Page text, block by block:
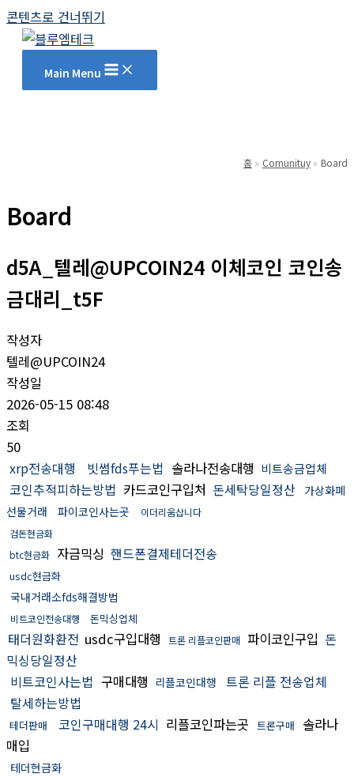
콘텐츠로 건너뛰기
Main Menu
홈 Comunituy Board
Board
d5A_텔레@UPCOIN24 이체코인 코인송
금대리_t5F
작성자
텔레@UPCOIN24
작성일
2026-05-15 08:48
조회
50
xrp전송대행
빗썸fds푸는법 솔라나전송대행 비트송금업체
코인추적피하는방법 카드코인구입처 돈세탁당일정산 가상화폐
선물거래
파이코인사는곳
이더리움삽니다
검돈현금화
btc현금화 자금믹싱 핸드폰결제테더전송
usdc현금화
국내거래소fds해결방법
비트코인전송대행 돈믹싱업체
태더원화환전 usdc구입대행 트론 리플코인판매 파이코인구입 돈
믹싱당일정산
비트코인사는법 구매대행 리플코인대행
트론 리플 전송업체
탈세하는방법
테더판매 코인구매대행 24시 리플코인파는곳 트론구매
솔라나
매입
테더현금화